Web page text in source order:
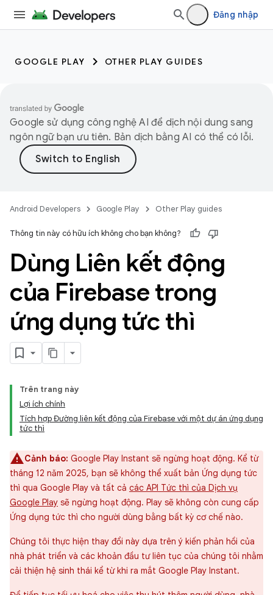
Đăng nhập
GOOGLE PLAY OTHER PLAY GUIDES
Google sử dụng công nghệ AI để dịch nội dung sang
ngôn ngữ bạn ưu tiên. Bản dịch bằng AI có thể có lỗi.
Android Developers Google Play Other Play guides
Thông tin này có hữu ích không cho bạn không?
Dùng Liên kết động
của Firebase trong
ứng dụng tức thì
Trên trang này
Lợi ích chính
Tích hợp Đường liên kết động của Firebase với một dự án ứng dụng
tức thì
Cảnh báo: Google Play Instant sẽ ngừng hoạt động. Kể từ
tháng 12 năm 2025, bạn sẽ không thể xuất bản Ứng dụng tức
thì qua Google Play và tất cả các API Tức thì của Dịch vụ
Google Play sẽ ngừng hoạt động. Play sẽ không còn cung cấp
Ứng dụng tức thì cho người dùng bằng bất kỳ cơ chế nào.
Chúng tôi thực hiện thay đổi này dựa trên ý kiến phản hồi của
nhà phát triển và các khoản đầu tư liên tục của chúng tôi nhằm
cải thiện hệ sinh thái kể từ khi ra mắt Google Play Instant.